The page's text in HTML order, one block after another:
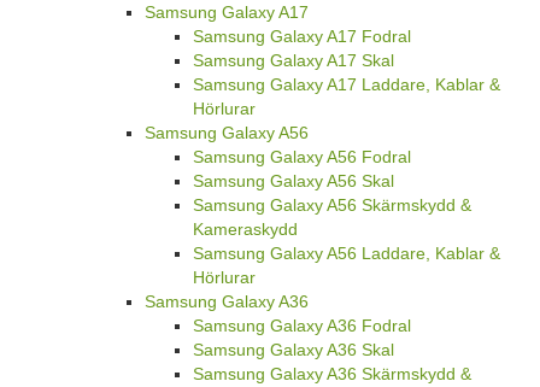
Samsung Galaxy A17
Samsung Galaxy A17 Fodral
Samsung Galaxy A17 Skal
Samsung Galaxy A17 Laddare, Kablar &
Hörlurar
Samsung Galaxy A56
Samsung Galaxy A56 Fodral
Samsung Galaxy A56 Skal
Samsung Galaxy A56 Skärmskydd &
Kameraskydd
Samsung Galaxy A56 Laddare, Kablar &
Hörlurar
Samsung Galaxy A36
Samsung Galaxy A36 Fodral
Samsung Galaxy A36 Skal
Samsung Galaxy A36 Skärmskydd &